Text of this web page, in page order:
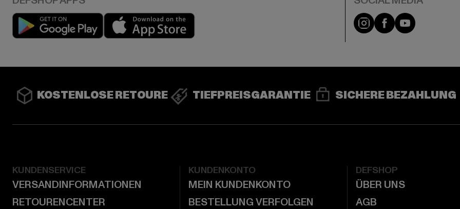
Play market Instagram
FacebookYouTube
KOSTENLOSE RETOURE TIEFPREISGARANTIE SICHERE BEZAHLUNG
KUNDENSERVICE
VERSANDINFORMATIONEN
RETOURENCENTER
KUNDENKONTO
MEIN KUNDENKONTO
BESTELLUNG VERFOLGEN
DEFSHOP
ÜBER UNS
AGB